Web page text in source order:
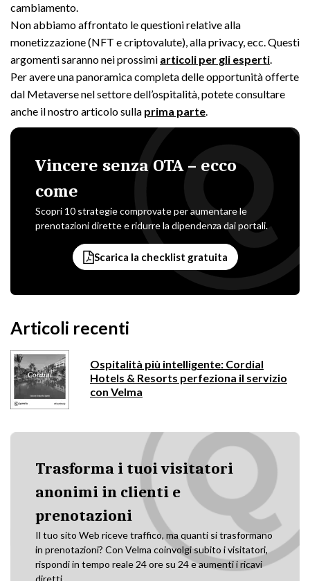
cambiamento.
Non abbiamo affrontato le questioni relative alla
monetizzazione (NFT e criptovalute), alla privacy, ecc. Questi
argomenti saranno nei prossimi articoli per gli esperti.
Per avere una panoramica completa delle opportunità offerte
dal Metaverse nel settore dell’ospitalità, potete consultare
anche il nostro articolo sulla prima parte.
Vincere senza OTA – ecco
come
Scopri 10 strategie comprovate per aumentare le
prenotazioni dirette e ridurre la dipendenza dai portali.
Scarica la checklist gratuita
Articoli recenti
Ospitalità più intelligente: Cordial
Hotels & Resorts perfeziona il servizio
con Velma
Trasforma i tuoi visitatori
anonimi in clienti e
prenotazioni
Il tuo sito Web riceve traffico, ma quanti si trasformano
in prenotazioni? Con Velma coinvolgi subito i visitatori,
rispondi in tempo reale 24 ore su 24 e aumenti i ricavi
diretti.